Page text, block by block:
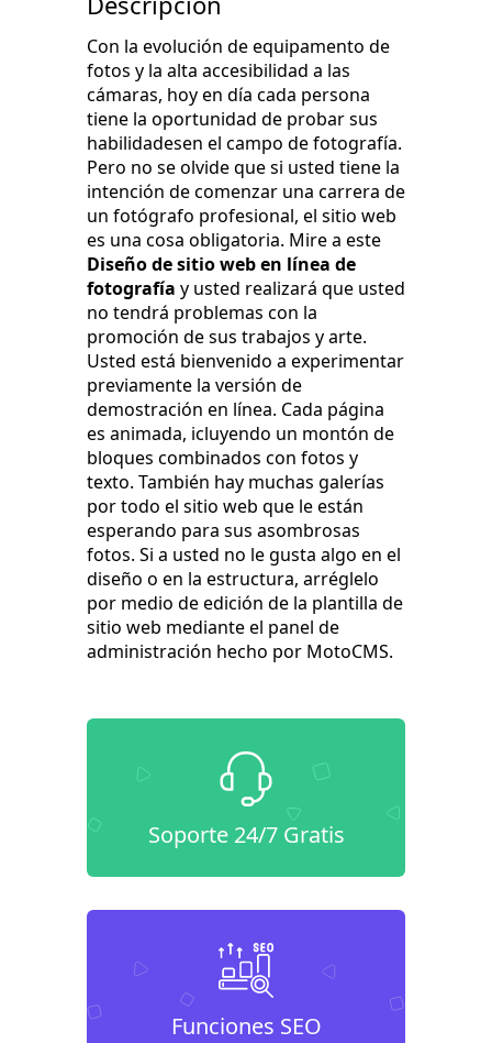
Con la evolución de equipamento de
fotos y la alta accesibilidad a las
cámaras, hoy en día cada persona
tiene la oportunidad de probar sus
habilidadesen el campo de fotografía.
Pero no se olvide que si usted tiene la
intención de comenzar una carrera de
un fotógrafo profesional, el sitio web
es una cosa obligatoria. Mire a este
Diseño de sitio web en línea de
fotografía y usted realizará que usted
no tendrá problemas con la
promoción de sus trabajos y arte.
Usted está bienvenido a experimentar
previamente la versión de
demostración en línea. Cada página
es animada, icluyendo un montón de
bloques combinados con fotos y
texto. También hay muchas galerías
por todo el sitio web que le están
esperando para sus asombrosas
fotos. Si a usted no le gusta algo en el
diseño o en la estructura, arréglelo
por medio de edición de la plantilla de
sitio web mediante el panel de
administración hecho por MotoCMS.
Soporte 24/7 Gratis
Funciones SEO